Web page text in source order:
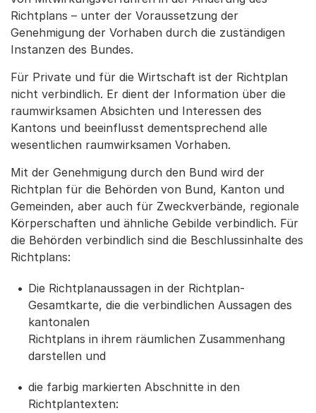
Richtplans – unter der Voraussetzung der
Genehmigung der Vorhaben durch die zuständigen
Instanzen des Bundes.
Für Private und für die Wirtschaft ist der Richtplan
nicht verbindlich. Er dient der Information über die
raumwirksamen Absichten und Interessen des
Kantons und beeinflusst dementsprechend alle
wesentlichen raumwirksamen Vorhaben.
Mit der Genehmigung durch den Bund wird der
Richtplan für die Behörden von Bund, Kanton und
Gemeinden, aber auch für Zweckverbände, regionale
Körperschaften und ähnliche Gebilde verbindlich. Für
die Behörden verbindlich sind die Beschlussinhalte des
Richtplans:
Die Richtplanaussagen in der Richtplan-
Gesamtkarte, die die verbindlichen Aussagen des
kantonalen
Richtplans in ihrem räumlichen Zusammenhang
dar­stellen und
die farbig markierten Abschnitte in den
Richtplantexten: